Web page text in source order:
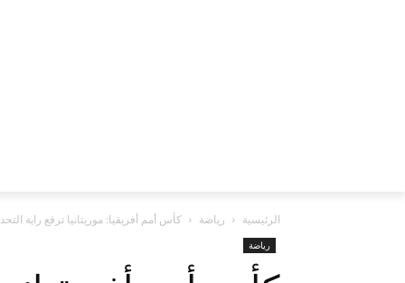
الرئيسية رياضة كأس أمم أفريقيا: موريتانيا ترفع راية
رياضة